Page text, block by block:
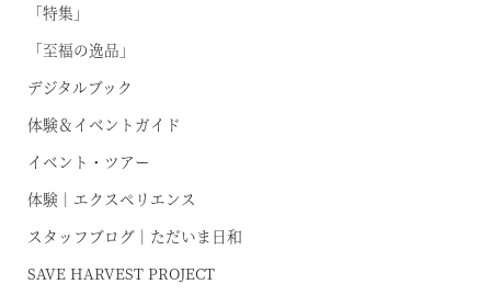
「特集」
「至福の逸品」
デジタルブック
体験＆イベントガイド
イベント・ツアー
体験｜エクスペリエンス
スタッフブログ｜ただいま日和
SAVE HARVEST PROJECT